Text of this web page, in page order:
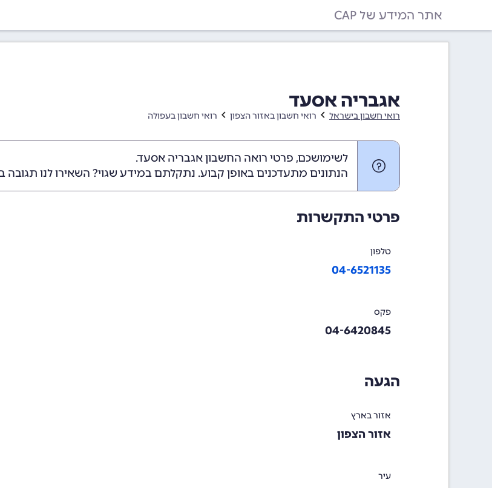
אתר המידע של CAP
אגבריה אסעד
רואי חשבון בישראל רואי חשבון באזור הצפון רואי חשבון בעפולה
לשימושכם, פרטי רואה החשבון אגבריה אסעד.
הנתונים מתעדכנים באופן קבוע. נתקלתם במידע שגוי? השאירו לנו
פרטי התקשרות
טלפון
04-6521135
פקס
04-6420845
הגעה
אזור בארץ
אזור הצפון
עיר